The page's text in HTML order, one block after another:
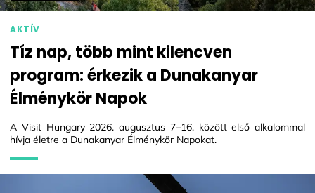
AKTÍV
Tíz nap, több mint kilencven
program: érkezik a Dunakanyar
Élménykör Napok
A Visit Hungary 2026. augusztus 7–16. között első alkalommal
hívja életre a Dunakanyar Élménykör Napokat.